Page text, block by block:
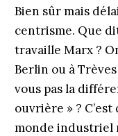
Bien sûr mais
centrisme. Que
travaille Marx ?
Berlin ou à Trèves
vous pas la
ouvrière » ?
monde industriel